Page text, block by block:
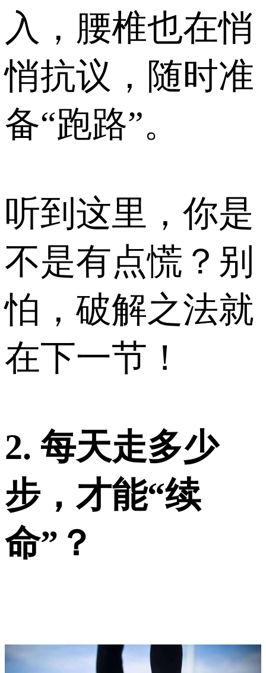
入，腰椎也在悄
悄抗议，随时准
备“跑路”。
听到这里，你是
不是有点慌？别
怕，破解之法就
在下一节！
2. 每天走多少
步，才能“续
命”？